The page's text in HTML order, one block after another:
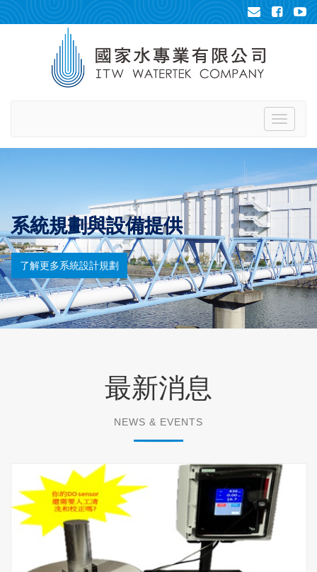
Toggle
系統規劃與設備提供
了解更多系統設計規劃
最新消息
NEWS & EVENTS